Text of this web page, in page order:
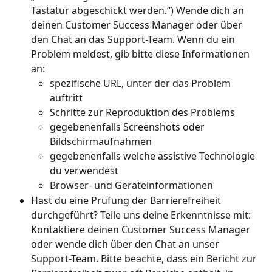
Tastatur abgeschickt werden.“) Wende dich an
deinen Customer Success Manager oder über
den Chat an das Support-Team. Wenn du ein
Problem meldest, gib bitte diese Informationen
an:
spezifische URL, unter der das Problem
auftritt
Schritte zur Reproduktion des Problems
gegebenenfalls Screenshots oder
Bildschirmaufnahmen
gegebenenfalls welche assistive Technologie
du verwendest
Browser- und Geräteinformationen
Hast du eine Prüfung der Barrierefreiheit
durchgeführt? Teile uns deine Erkenntnisse mit:
Kontaktiere deinen Customer Success Manager
oder wende dich über den Chat an unser
Support-Team. Bitte beachte, dass ein Bericht zur